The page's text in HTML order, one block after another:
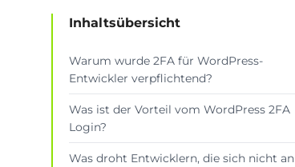
Inhaltsübersicht
Warum wurde 2FA für WordPress-
Entwickler verpflichtend?
Was ist der Vorteil vom WordPress 2FA
Login?
Was droht Entwicklern, die sich nicht an